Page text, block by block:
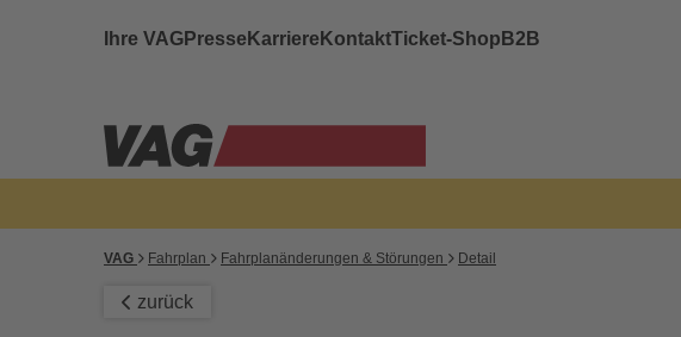
Ihre VAGPresse Karriere KontaktTicket-Shop B2B
VAG Fahrplan Fahrplanänderungen & Störungen Detail
zurück